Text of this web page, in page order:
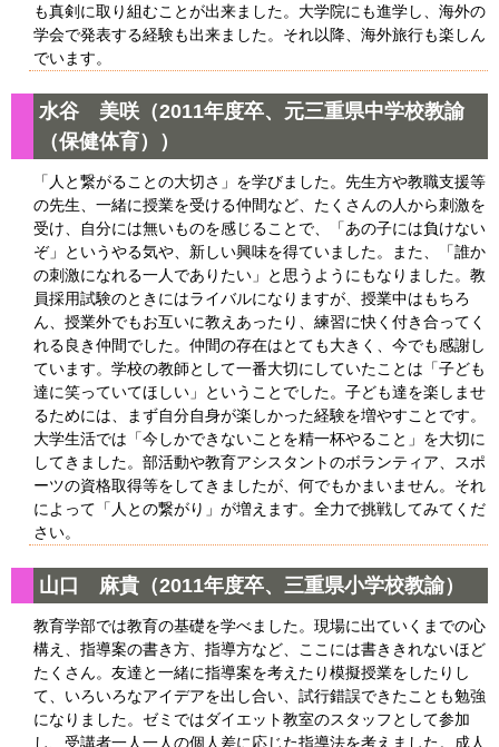
も真剣に取り組むことが出来ました。大学院にも進学し、海外の
学会で発表する経験も出来ました。それ以降、海外旅行も楽しん
でいます。
水谷 美咲（2011年度卒、元三重県中学校教諭
（保健体育））
「人と繋がることの大切さ」を学びました。先生方や教職支援等
の先生、一緒に授業を受ける仲間など、たくさんの人から刺激を
受け、自分には無いものを感じることで、「あの子には負けない
ぞ」というやる気や、新しい興味を得ていました。また、「誰か
の刺激になれる一人でありたい」と思うようにもなりました。教
員採用試験のときにはライバルになりますが、授業中はもちろ
ん、授業外でもお互いに教えあったり、練習に快く付き合ってく
れる良き仲間でした。仲間の存在はとても大きく、今でも感謝し
ています。学校の教師として一番大切にしていたことは「子ども
達に笑っていてほしい」ということでした。子ども達を楽しませ
るためには、まず自分自身が楽しかった経験を増やすことです。
大学生活では「今しかできないことを精一杯やること」を大切に
してきました。部活動や教育アシスタントのボランティア、スポ
ーツの資格取得等をしてきましたが、何でもかまいません。それ
によって「人との繋がり」が増えます。全力で挑戦してみてくだ
さい。
山口 麻貴（2011年度卒、三重県小学校教諭）
教育学部では教育の基礎を学べました。現場に出ていくまでの心
構え、指導案の書き方、指導方など、ここには書ききれないほど
たくさん。友達と一緒に指導案を考えたり模擬授業をしたりし
て、いろいろなアイデアを出し合い、試行錯誤できたことも勉強
になりました。ゼミではダイエット教室のスタッフとして参加
し、受講者一人一人の個人差に応じた指導法を考えました。成人